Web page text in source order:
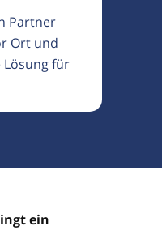
Partner
Ort und
für
ein